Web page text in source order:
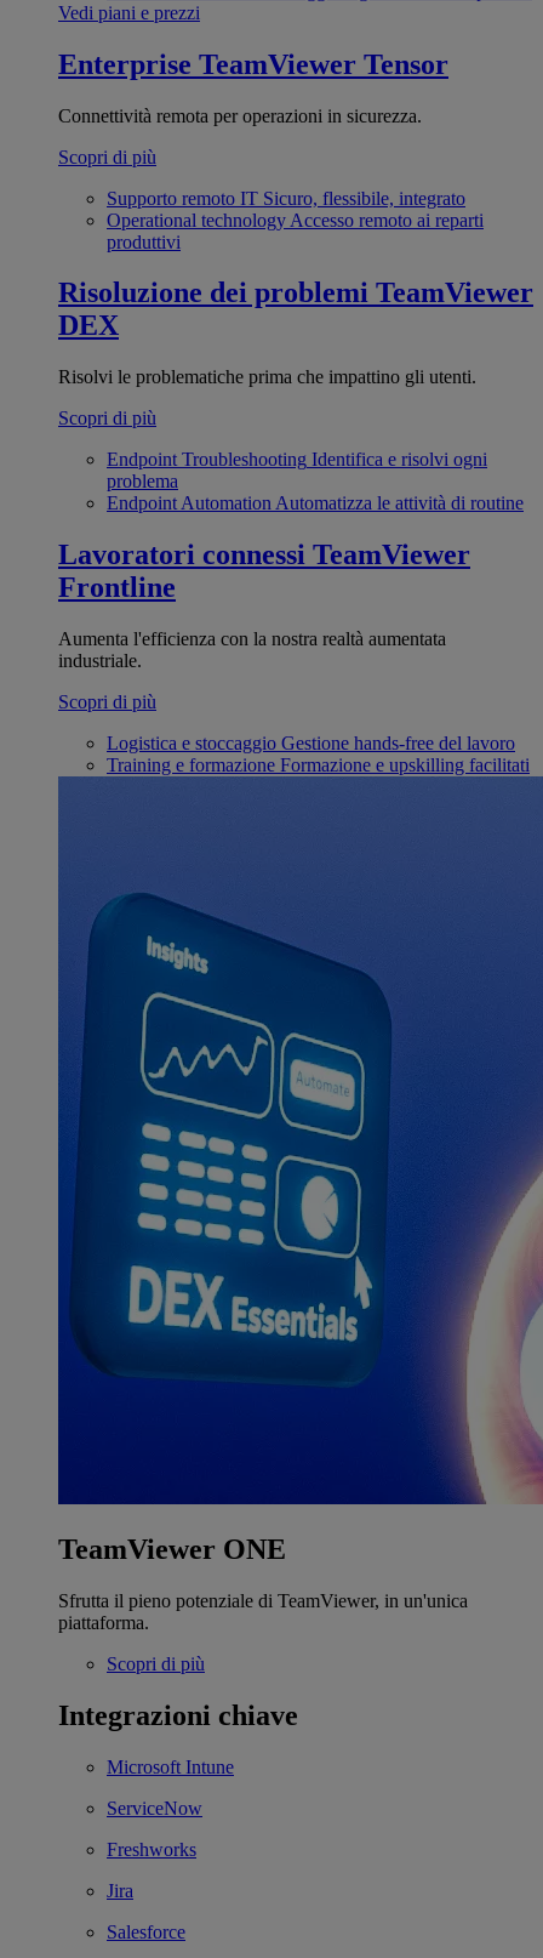
Vedi piani e prezzi
Enterprise TeamViewer Tensor
Connettività remota per operazioni in sicurezza.
Scopri di più
Supporto remoto IT Sicuro, flessibile, integrato
Operational technology Accesso remoto ai reparti
produttivi
Risoluzione dei problemi TeamViewer
DEX
Risolvi le problematiche prima che impattino gli utenti.
Scopri di più
Endpoint Troubleshooting Identifica e risolvi ogni
problema
Endpoint Automation Automatizza le attività di routine
Lavoratori connessi TeamViewer
Frontline
Aumenta l'efficienza con la nostra realtà aumentata
industriale.
Scopri di più
Logistica e stoccaggio Gestione hands-free del lavoro
Training e formazione Formazione e upskilling facilitati
TeamViewer ONE
Sfrutta il pieno potenziale di TeamViewer, in un'unica
piattaforma.
Scopri di più
Integrazioni chiave
Microsoft Intune
ServiceNow
Freshworks
Jira
Salesforce